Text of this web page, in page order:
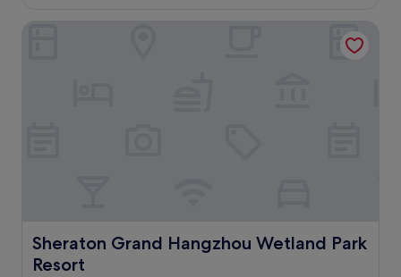
Sheraton Grand Hangzhou Wetland Park
Resort
Sheraton Grand Hangzhou Wetland Park Resort